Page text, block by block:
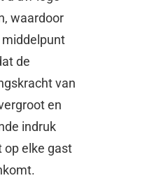
waardoor
de
van
en
indruk
op elke gast